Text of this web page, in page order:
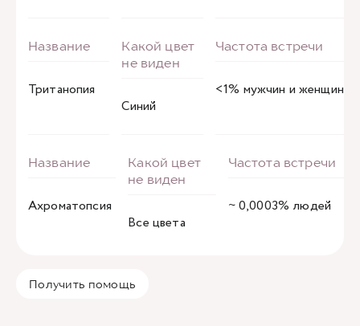
Тританопия
Синий
<1% мужчин и женщин
Ахроматопсия
Все цвета
~ 0,0003% людей
Получить помощь